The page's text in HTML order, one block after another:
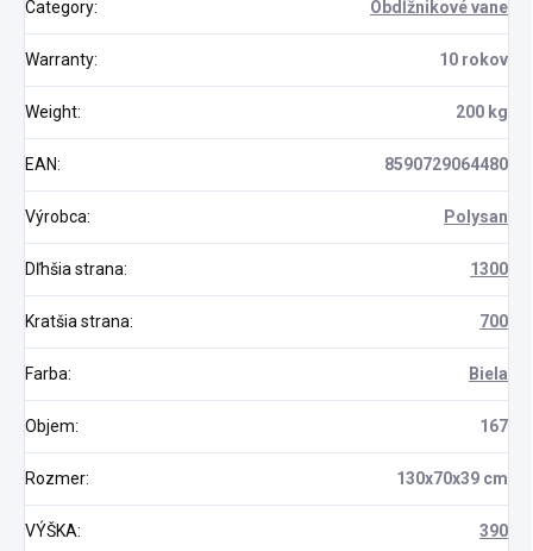
Category: Obdĺžnikové vane
Warranty: 10 rokov
Weight: 200 kg
EAN: 8590729064480
Výrobca: Polysan
Dľhšia strana: 1300
Kratšia strana: 700
Farba: Biela
Objem: 167
Rozmer: 130x70x39 cm
VÝŠKA: 390